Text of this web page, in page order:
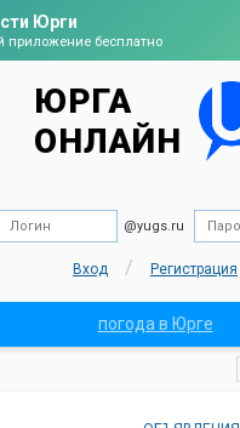
Юрги
приложение бесплатно
ЮРГА
ОНЛАЙН
@yugs.ru
Вход / Регистрация
погода в Юрге